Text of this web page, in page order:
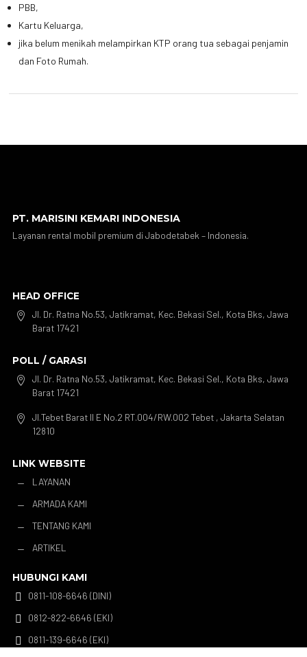
PBB,
Kartu Keluarga,
jika belum menikah melampirkan KTP orang tua sebagai penjamin
dan Foto Rumah.
PT. MARISINI KEMARI INDONESIA
Layanan rental mobil premium di Jabodetabek – Indonesia.
HEAD OFFICE

Jl. Dr. Ratna No.53, Jatikramat, Kec. Bekasi Sel., Kota Bks, Jawa
Barat 17421
POLL / GARASI

Jl. Dr. Ratna No.53, Jatikramat, Kec. Bekasi Sel., Kota Bks, Jawa
Barat 17421

Jl.Tebet Barat II E No.2 RT.004/RW.002 Tebet , Jakarta Selatan
12810
LINK WEBSITE
K
LAYANAN
K ARMADA KAMI
K TENTANG KAMI
K ARTIKEL
HUBUNGI KAMI

0811-108-6646 (DINI)

0812-822-6646 (EKI)

0811-139-6646 (EKI)